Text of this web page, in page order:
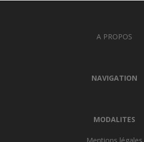
A PROPOS
NAVIGATION
MODALITES